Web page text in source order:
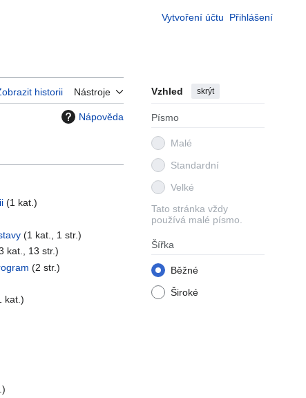
Vytvoření účtu Přihlášení
historii Nástroje Vzhled skrýt
Písmo
Malé
Standardní
Velké
Tato stránka vždy
používá malé písmo.
Šířka
Běžné
Široké
Nápověda
(1 kat.)
(1 kat., 1 str.)
kat., 13 str.)
(2 str.)
kat.)